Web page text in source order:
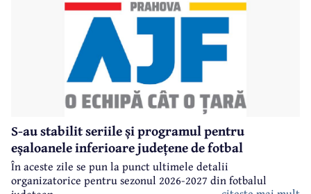
S-au stabilit seriile și programul pentru
eșaloanele inferioare județene de fotbal
În aceste zile se pun la punct ultimele detalii
organizatorice pentru sezonul 2026-2027 din fotbalul